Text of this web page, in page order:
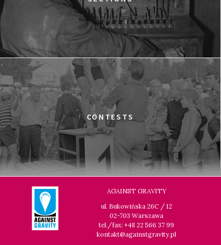
CONTESTS
AGAINST GRAVITY
ul. Bukowińska 26C / 12
02-703 Warszawa
tel./fax: +48 22 566 37 99
kontakt@againstgravity.pl